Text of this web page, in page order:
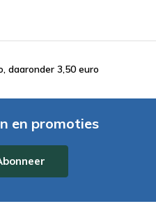
daaronder 3,50 euro
en promoties